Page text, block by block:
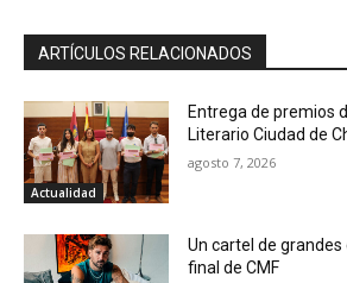
ARTÍCULOS RELACIONADOS
Actualidad
Entrega de premios
Literario Ciudad de
agosto 7, 2026
Un cartel de
final de CMF